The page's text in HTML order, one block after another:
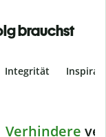
brauchst
Integrität